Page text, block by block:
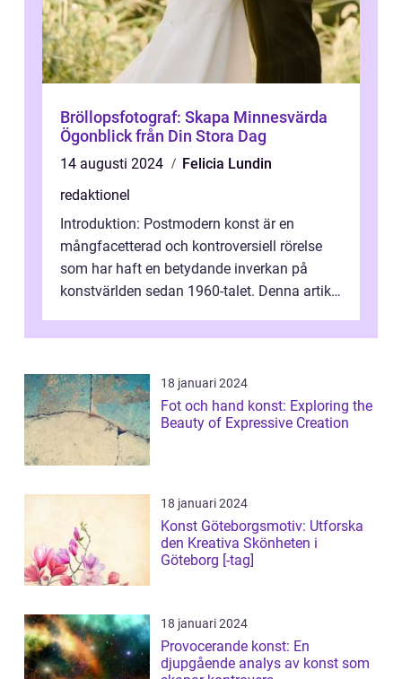
Bröllopsfotograf: Skapa Minnesvärda
Ögonblick från Din Stora Dag
14 augusti 2024
Felicia Lundin
redaktionel
Introduktion: Postmodern konst är en
mångfacetterad och kontroversiell rörelse
som har haft en betydande inverkan på
konstvärlden sedan 1960-talet. Denna artikel
18 januari 2024
Fot och hand konst: Exploring the
Beauty of Expressive Creation
18 januari 2024
Konst Göteborgsmotiv: Utforska
den Kreativa Skönheten i
Göteborg [-tag]
18 januari 2024
Provocerande konst: En
djupgående analys av konst som